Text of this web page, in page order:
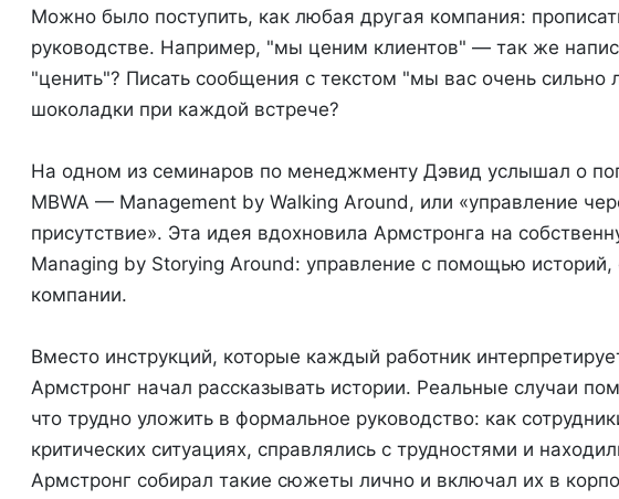
Можно было поступить, как любая другая компания:
руководстве. Например, "мы ценим клиентов" — так же
"ценить"? Писать сообщения с текстом "мы вас очень сильно
шоколадки при каждой встрече?
На одном из семинаров по менеджменту Дэвид услышал о
MBWA — Management by Walking Around, или «управление
присутствие». Эта идея вдохновила Армстронга на
Managing by Storying Around: управление с помощью историй,
компании.
Вместо инструкций, которые каждый работник
Армстронг начал рассказывать истории. Реальные случаи
что трудно уложить в формальное руководство: как
критических ситуациях, справлялись с трудностями и
Армстронг собирал такие сюжеты лично и включал их в